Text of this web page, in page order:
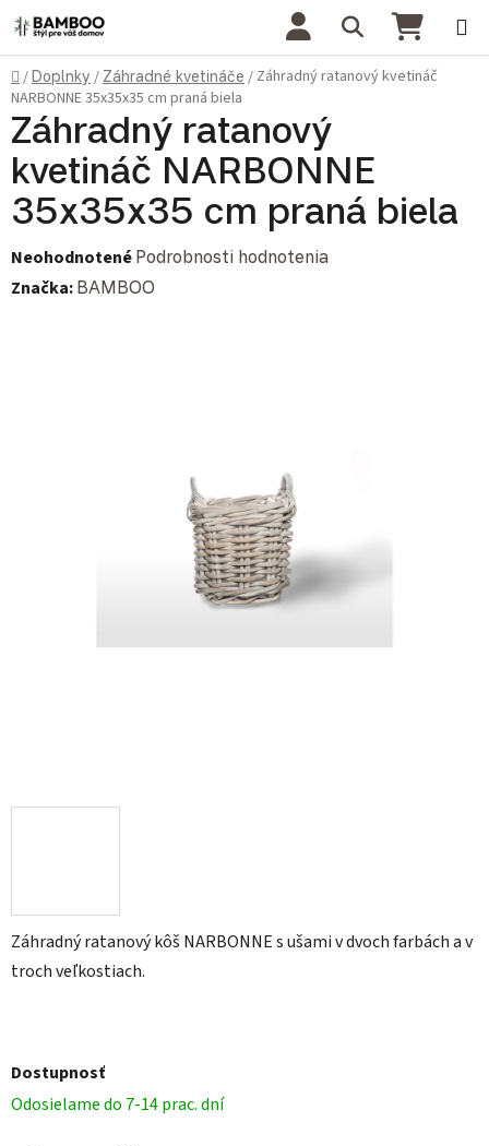
Prejsť na obsah Hľadať
Domov
/Doplnky / Záhradné kvetináče / Záhradný ratanový kvetináč
NARBONNE 35x35x35 cm praná biela
Záhradný ratanový kôš NARBONNE s ušami v dvoch farbách a v
troch veľkostiach.
Dostupnosť
Odosielame do 7-14 prac. dní
Záhradný ratanový
kvetináč NARBONNE
35x35x35 cm praná biela
Priemerné hodnotenie produktu je 0,0 z 5 hviezdičiek.
Neohodnotené Podrobnosti hodnotenia
Značka: BAMBOO